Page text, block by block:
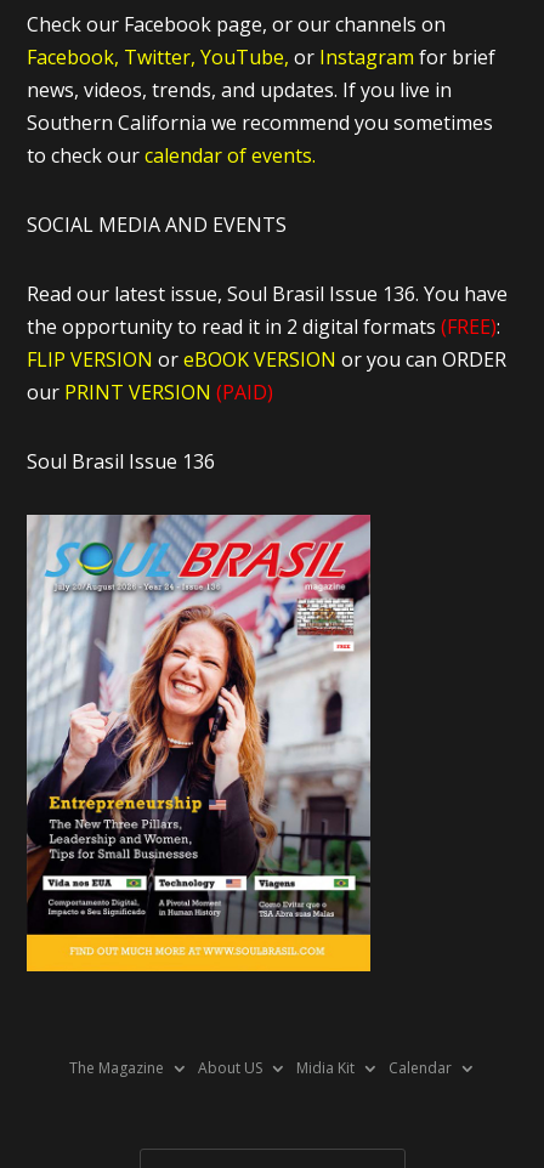
Check our Facebook page, or our channels on
Facebook, Twitter, YouTube, or Instagram for brief
news, videos, trends, and updates. If you live in
Southern California we recommend you sometimes
to check ourcalendar of events.
SOCIAL MEDIA AND EVENTS
Read our latest issue, Soul Brasil Issue 136. You have
the opportunity to read it in 2 digital formats(FREE):
FLIP VERSION oreBOOK VERSIONor you can ORDER
our PRINT VERSION (PAID)
Soul Brasil Issue 136
The Magazine About US Midia Kit Calendar